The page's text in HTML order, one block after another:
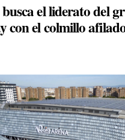
el liderato del
con el colmillo